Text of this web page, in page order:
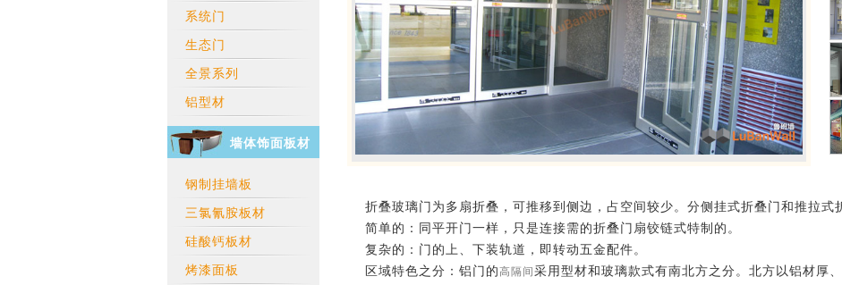
系统门
生态门
全景系列
铝型材
墙体饰面板材
钢制挂墙板
三氯氰胺板材
硅酸钙板材
烤漆面板
折叠玻璃门为多扇折叠，可推移到侧边，占空间较少。分侧挂式折叠门和推拉式
简单的：同平开门一样，只是连接需的折叠门扇铰链式特制的。
复杂的：门的上、下装轨道，即转动五金配件。
区域特色之分：铝门的高隔间 采用型材和玻璃款式有南北方之分。北方以铝材厚